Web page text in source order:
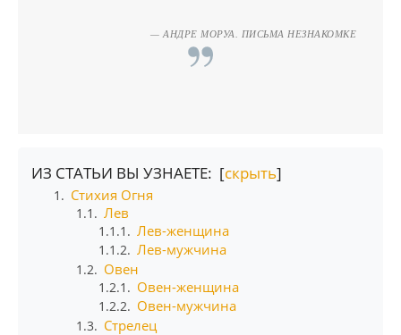
АНДРЕ МОРУА. ПИСЬМА НЕЗНАКОМКЕ
ИЗ СТАТЬИ ВЫ УЗНАЕТЕ: [скрыть]
1. Стихия Огня
1.1. Лев
1.1.1. Лев-женщина
1.1.2. Лев-мужчина
1.2. Овен
1.2.1. Овен-женщина
1.2.2. Овен-мужчина
1.3. Стрелец